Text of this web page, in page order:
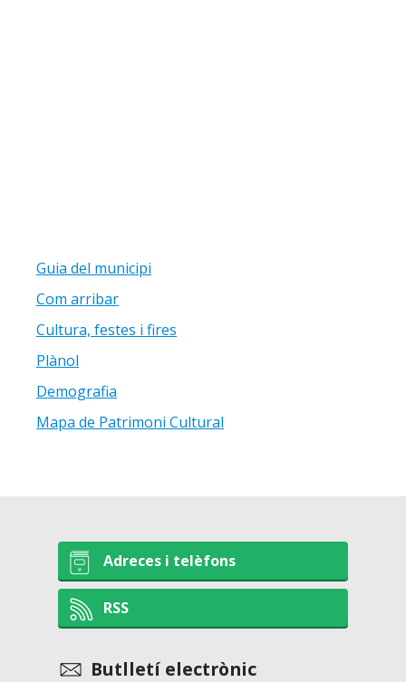
Guia del municipi
Com arribar
Cultura, festes i fires
Plànol
Demografia
Mapa de Patrimoni Cultural
Adreces i telèfons
RSS
Butlletí electrònic